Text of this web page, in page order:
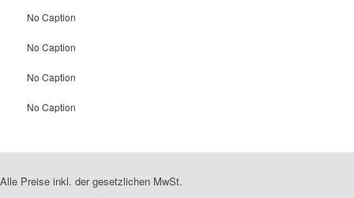
No Caption
No Caption
No Caption
No Caption
Alle Preise inkl. der gesetzlichen MwSt.